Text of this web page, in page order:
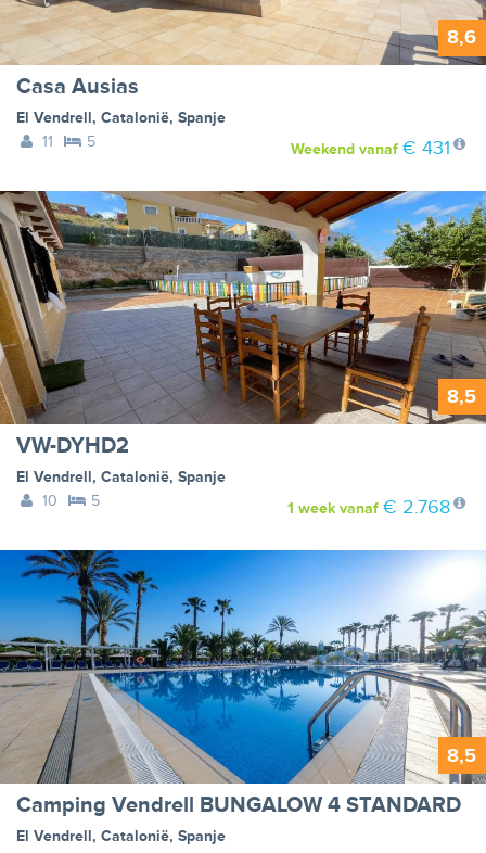
8,6
Casa Ausias
El Vendrell, Catalonië, Spanje
11
5 Weekendvanaf € 431
8,5
VW-DYHD2
El Vendrell, Catalonië, Spanje
10
5 1 weekvanaf € 2.768
8,5
Camping Vendrell BUNGALOW 4 STANDARD
El Vendrell, Catalonië, Spanje